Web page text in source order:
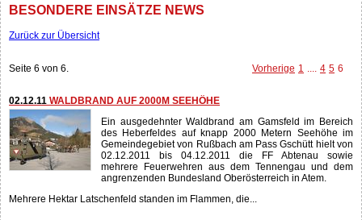
BESONDERE EINSÄTZE NEWS
Zurück zur Übersicht
Seite 6 von 6. Vorherige 1 .... 4 5 6
02.12.11 WALDBRAND AUF 2000M SEEHÖHE
Ein ausgedehnter Waldbrand am Gamsfeld im Bereich
des Heberfeldes auf knapp 2000 Metern Seehöhe im
Gemeindegebiet von Rußbach am Pass Gschütt hielt von
02.12.2011 bis 04.12.2011 die FF Abtenau sowie
mehrere Feuerwehren aus dem Tennengau und dem
angrenzenden Bundesland Oberösterreich in Atem.
Mehrere Hektar Latschenfeld standen im Flammen, die...